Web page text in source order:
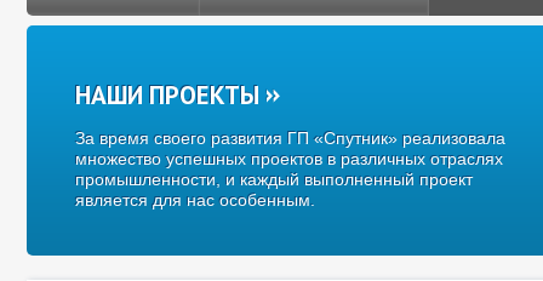
НАШИ ПРОЕКТЫ
За время своего развития ГП «Спутник» реализовала
множество успешных проектов в различных отраслях
промышленности, и каждый выполненный проект
является для нас особенным.